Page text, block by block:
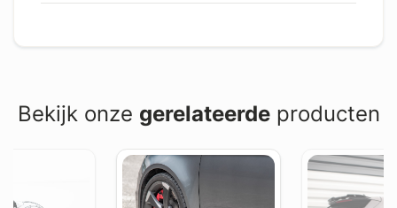
Bekijk onze gerelateerdeproducten